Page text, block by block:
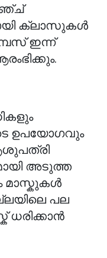
ക്ലാസുകൾ
ഇന്ന്
ഉപയോഗവും
അടുത്ത
മാസ്കുകൾ
പല
ധരിക്കാൻ